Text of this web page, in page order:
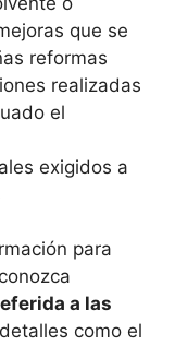
que se
reformas
realizadas
el
exigidos a
para
a las
como el